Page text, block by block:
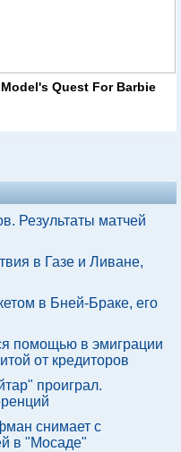
Quest For Barbie
Результаты матчей
в Газе и Ливане,
в Бней-Браке, его
помощью в эмиграции
от кредиторов
проиграл.
снимает с
в "Мосаде"